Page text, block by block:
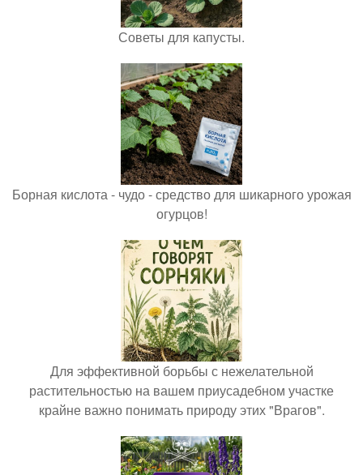
Советы для капусты.
Борная кислота - чудо - средство для шикарного урожая
огурцов!
Для эффективной борьбы с нежелательной
растительностью на вашем приусадебном участке
крайне важно понимать природу этих "Врагов".